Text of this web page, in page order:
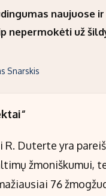
naujuose
nepermokėti už
Snarskis
R. Duterte yra
žmoniškumui,
76